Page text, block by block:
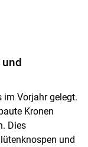
im Vorjahr gelegt.
Kronen
Dies
und